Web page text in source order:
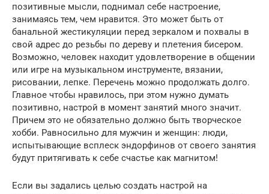
позитивные мысли, поднимал себе настроение,
занимаясь тем, чем нравится. Это может быть от
банальной жестикуляции перед зеркалом и похвалы в
свой адрес до резьбы по дереву и плетения бисером.
Возможно, человек находит удовлетворение в общении
или игре на музыкальном инструменте, вязании,
рисовании, лепке. Перечень можно продолжать долго.
Главное чтобы нравилось, при этом нужно думать
позитивно, настрой в момент занятий много значит.
Причем это не обязательно должно быть творческое
хобби. Равносильно для мужчин и женщин: люди,
испытывающие всплеск эндорфинов от своего занятия
будут притягивать к себе счастье как магнитом!
Если вы задались целью создать настрой на